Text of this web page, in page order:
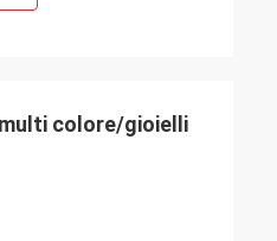
il
colore/gioielli